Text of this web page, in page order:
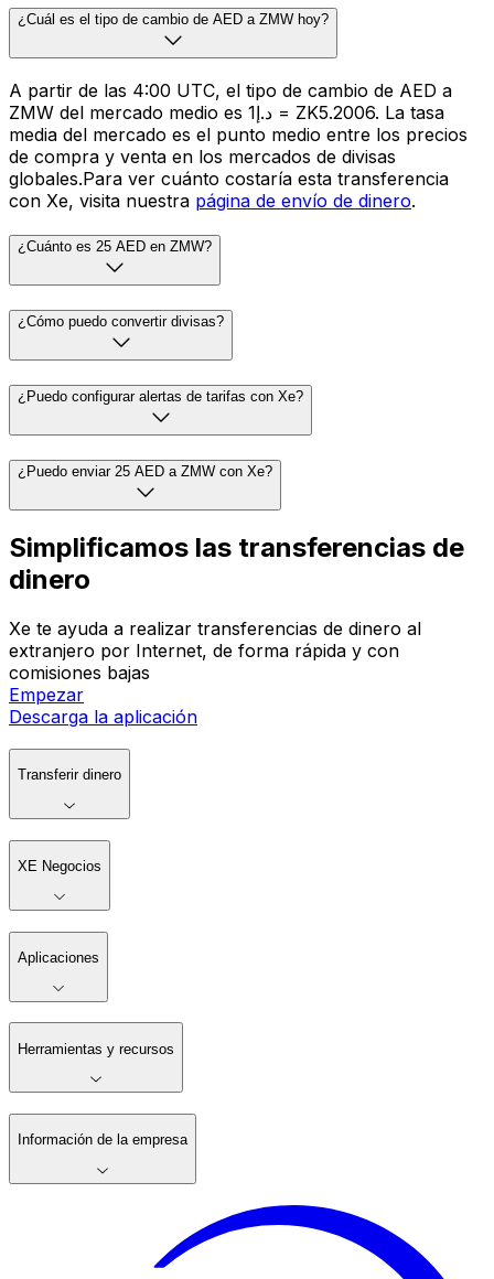
¿Cuál es el tipo de cambio de AED a ZMW hoy?
A partir de las 4:00 UTC, el tipo de cambio de AED a
ZMW del mercado medio es د.إ1 = ZK5.2006. La tasa
media del mercado es el punto medio entre los precios
de compra y venta en los mercados de divisas
globales.Para ver cuánto costaría esta transferencia
con Xe, visita nuestra página de envío de dinero.
¿Cuánto es 25 AED en ZMW?
¿Cómo puedo convertir divisas?
¿Puedo configurar alertas de tarifas con Xe?
¿Puedo enviar 25 AED a ZMW con Xe?
Simplificamos las transferencias de
dinero
Xe te ayuda a realizar transferencias de dinero al
extranjero por Internet, de forma rápida y con
comisiones bajas
Empezar
Descarga la aplicación
Transferir dinero
XE Negocios
Aplicaciones
Herramientas y recursos
Información de la empresa